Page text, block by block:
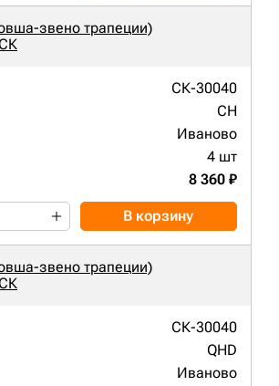
звено трапеции)
СК-30040
CH
Иваново
4 шт
8 360 ₽
В корзину
звено трапеции)
СК-30040
QHD
Иваново